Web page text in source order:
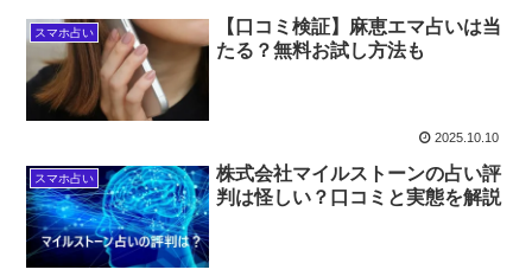
スマホ占い
【口コミ検証】麻恵エマ占いは当
たる？無料お試し方法も
2025.10.10
スマホ占い
株式会社マイルストーンの占い評
判は怪しい？口コミと実態を解説